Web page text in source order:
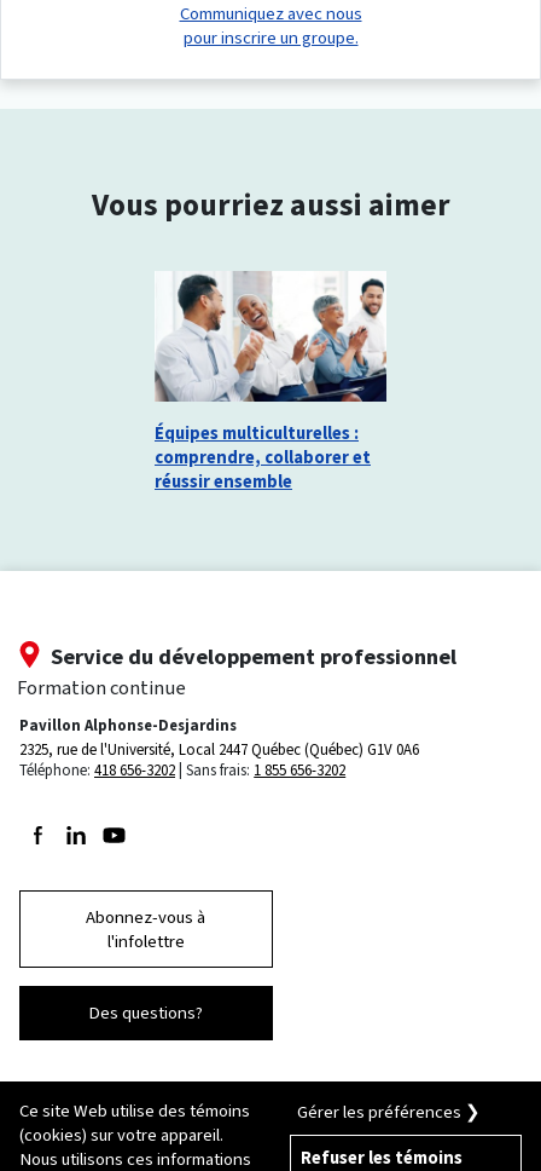
Communiquez avec nous
pour inscrire un groupe.
Vous pourriez aussi aimer
Équipes multiculturelles :
comprendre, collaborer et
réussir ensemble
Service du développement professionnel
Formation continue
Pavillon Alphonse-Desjardins
2325, rue de l'Université, Local 2447Québec (Québec) G1V 0A6
Téléphone: 418 656-3202 Sans frais: 1 855 656-3202
Suivez-nous sur Facebook
Suivez-nous sur LinkedIn
Suivez-nous sur Youtube
Abonnez-vous à
l'infolettre
Des questions?
Ce site Web utilise des témoins
(cookies) sur votre appareil.
Nous utilisons ces informations
Gérer les préférences ❯
Refuser les témoins